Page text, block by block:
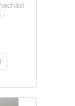
-